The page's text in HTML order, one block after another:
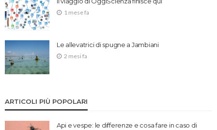
1 mese fa
Le allevatrici di spugne a Jambiani
2 mesi fa
ARTICOLI PIÙ POPOLARI
Api e vespe: le differenze e cosa fare in caso di